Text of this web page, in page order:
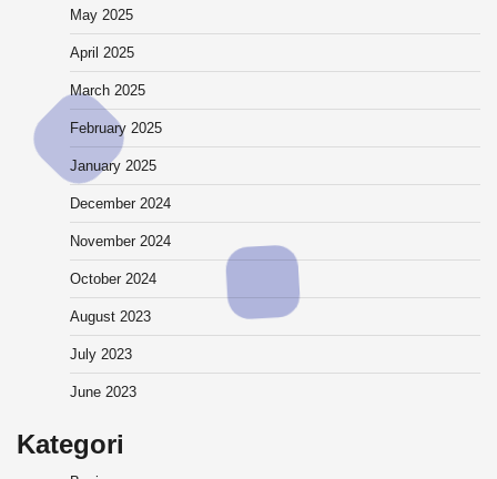
May 2025
April 2025
March 2025
February 2025
January 2025
December 2024
November 2024
October 2024
August 2023
July 2023
June 2023
Kategori